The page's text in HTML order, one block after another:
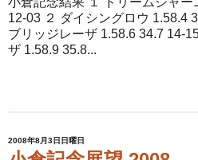
12-03 ２ ダイシングロウ 1.58.4
ブリッジレーザ 1.58.6 34.7 14-
ザ 1.58.9 35.8...
2008年8月3日日曜日